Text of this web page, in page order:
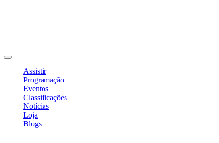
Assistir
Programação
Eventos
Classificações
Notícias
Loja
Blogs